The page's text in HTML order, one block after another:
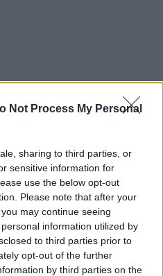
Not Process My Personal
sharing to third parties, or
sensitive information for
use the below opt-out
Please note that after your
may continue seeing
information utilized by
to third parties prior to
opt-out of the further
by third parties on the